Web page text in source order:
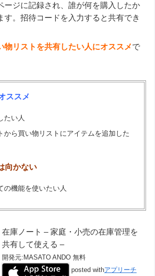
ージに記録され、誰が何を購入したか
す。招待コードを入力すると共有でき
物リストを共有したい人にオススメで
ススメ
たい人
から買い物リストにアイテムを追加した
向かない
の機能を使いたい人
在庫ノート – 家庭・小売の在庫管理を
共有して使える –
開発元: MASATO ANDO 無料
posted withアプリーチ